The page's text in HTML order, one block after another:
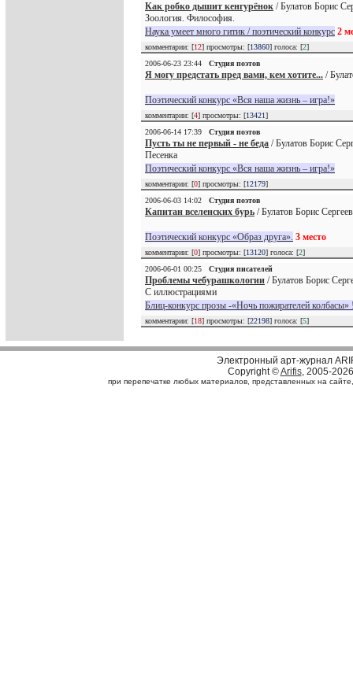
Как робко дышит кенгурёнок / Булатов Борис
Зоология. Философия.
Наука умеет много гитик / поэтический конкурс 2
комментарии: [12] просмотры: [13860] голоса: [2]
2006-06-23 23:44
Студия поэтов
Я могу предстать пред вами, кем хотите... /
Поэтический конкурс «Вся наша жизнь – игра!»
комментарии: [4] просмотры: [13421]
2006-06-14 17:39
Студия поэтов
Пусть ты не первый - не беда / Булатов Борис
Песенка
Поэтический конкурс «Вся наша жизнь – игра!»
комментарии: [0] просмотры: [12179]
2006-06-03 14:02
Студия поэтов
Капитан вселенских бурь / Булатов Борис
Поэтический конкурс «Образ друга». 3 место
комментарии: [0] просмотры: [13120] голоса: [2]
2006-06-01 00:25
Студия писателей
Проблемы чебурашкологии / Булатов Борис
С иллюстрациями
Блиц-конкурс прозы -«Ночь пожирателей колбасы»
комментарии: [18] просмотры: [22198] голоса: [5]
Электронный арт-журнал
Copyright ©Arifis, 2005-2026
при перепечатке любых материалов, представленных на